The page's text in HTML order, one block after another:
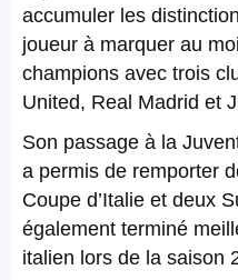
accumuler les
joueur à marquer au
champions avec trois
United, Real Madrid et
Son passage à la
a permis de remporter
Coupe d’Italie et deux
également terminé
italien lors de la saison